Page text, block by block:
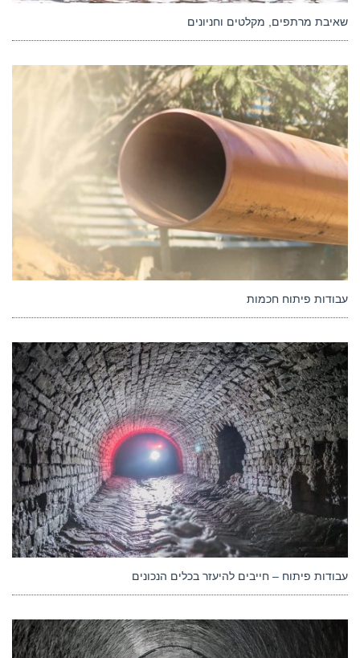
שאיבת מרתפים, מקלטים וחניונים
עבודות פיתוח חכמות
עבודות פיתוח – חייבים להיעזר בכלים הנכונים